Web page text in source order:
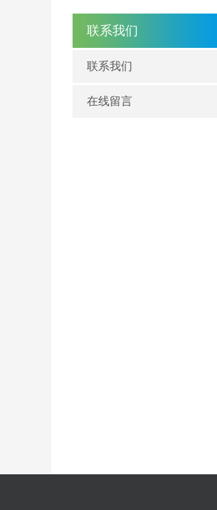
联系我们
联系我们
在线留言